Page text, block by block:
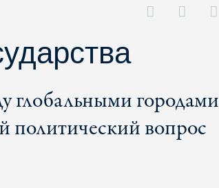
глобальными городами
политический вопрос